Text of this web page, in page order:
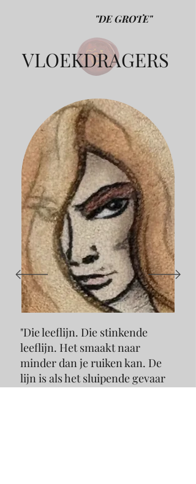
"DE GROTE"
VLOEKDRAGERS
"Die leeflijn. Die stinkende
leeflijn. Het smaakt naar
minder dan je ruiken kan. De
lijn is als het sluipende gevaar